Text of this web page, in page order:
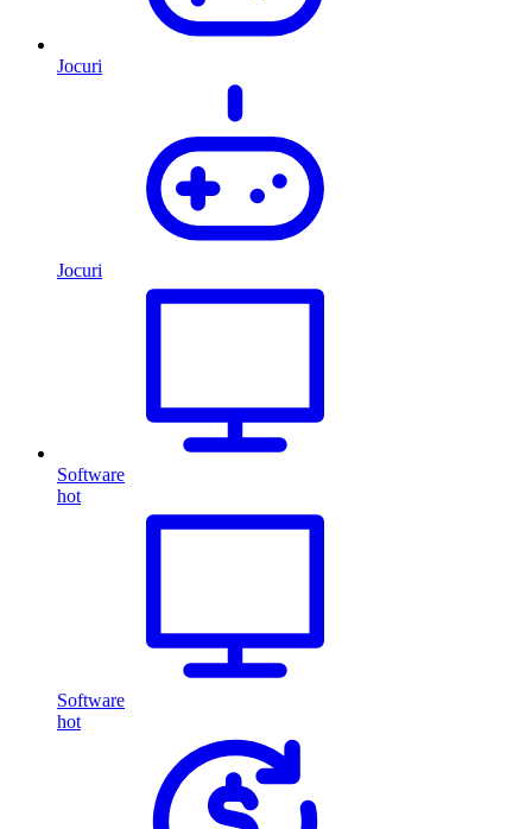
Jocuri
Jocuri
Software
hot
Software
hot